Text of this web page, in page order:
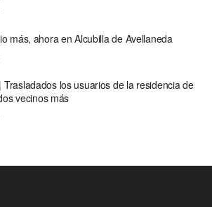
más, ahora en Alcubilla de Avellaneda
Trasladados los usuarios de la residencia de
vecinos más